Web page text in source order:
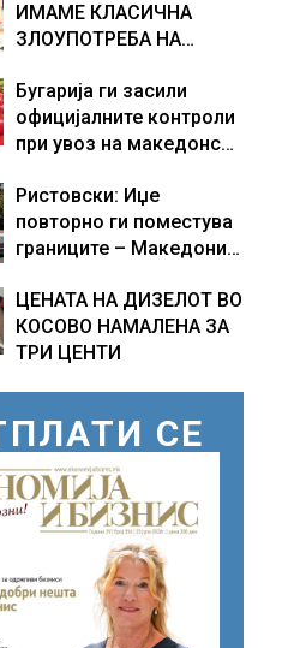
ИМАМЕ КЛАСИЧНА
ЗЛОУПОТРЕБА НА
ОТКУПОТ НА МЛЕКОТО
Бугарија ги засили
официјалните контроли
при увоз на македонско
пиперки, објави АХВ
Ристовски: Иџе
повторно ги поместува
границите – Македонија
гордост
ЦЕНАТА НА ДИЗЕЛОТ ВО
КОСОВО НАМАЛЕНА ЗА
ТРИ ЦЕНТИ
СЕ